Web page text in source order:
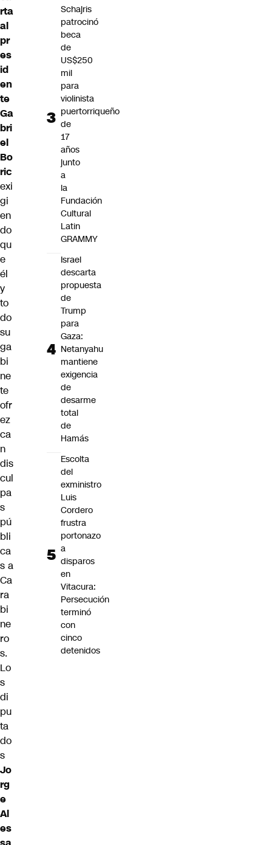
rta
al
pr
es
id
en
te
Ga
bri
el
Bo
ric
exi
gi
en
do
qu
e
él
y
to
do
su
ga
bi
ne
te
ofr
ez
ca
n
dis
cul
pa
s
pú
bli
ca
s a
Ca
ra
bi
ne
ro
s.
Lo
s
di
pu
ta
do
s
Jo
rg
e
Al
es
Schajris
patrocinó
beca
de
US$250
mil
para
violinista
puertorriqueño
de
17
años
junto
a
la
Fundación
Cultural
Latin
GRAMMY
Israel
descarta
propuesta
de
Trump
para
Gaza:
Netanyahu
mantiene
exigencia
de
desarme
total
de
Hamás
Escolta
del
exministro
Luis
Cordero
frustra
portonazo
a
disparos
en
Vitacura:
Persecución
terminó
con
cinco
detenidos